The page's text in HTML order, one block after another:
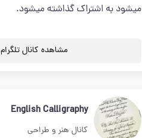
میشود به اشتراک گذاشته میشود.
مشاهده کانال تلگرام
English Calligraphy
کانال هنر و طراحی